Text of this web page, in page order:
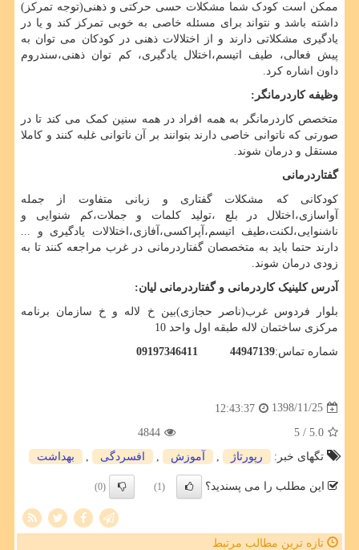
ممکن است کودک شما مشکلات حسی حرکتی و ذهنی(توجه تمرکز)
داشته باشد و نتواند برای مسئله خاصی به خوبی تمرکز کند و یا در
یادگیری مشکلاتی دارند و از اختلالات ذهنی در کودکان می توان به
پیش‌ فعالی، طیف اتیسم،اختلال یادگیری، کم توان ذهنی،سندروم
داون اشاره کرد.
وظیفه کاردرمانگر:
متخصص کاردرمانگر به همه افراد در همه سنین کمک می کند تا در
صورتی که ناتوانی خاصی دارند بتوانند بر آن ناتوانی غلبه کنند و کاملا
مستقل و درمان شوند.
گفتاردرمانی
کودکانی که مشکلات گفتاری و زبانی متفاوت از جمله
آواسازی،اختلال در بلع ،تولید کلمات و جملات،کم شنوایی و
ناشنوایی،لکنت،طیف اتیسم،آپراکسی،آفازی،اختلالات یادگیری و ...
دارند حتما باید به متخصصان گفتاردرمانی در غرب مراجعه کنند تا به
زودی درمان شوند.
آدرس کلینیک کاردرمانی و گفتاردرمانی لیان:
بلوار فردوس غرب(ناصر حجازی)بین خ لاله و خ سازمان برنامه
مرکزی ساختمان لاله طبقه اول واحد 10
شماره تماس:44947139
09197346411
1398/11/25
12:43:37
5.0
/ 5
4844
تگهای خبر:
رپورتاژ آموزش افسردگی بهداشت
این مطلب را می پسندید؟ (1)
(0)
تازه ترین مطالب مرتبط